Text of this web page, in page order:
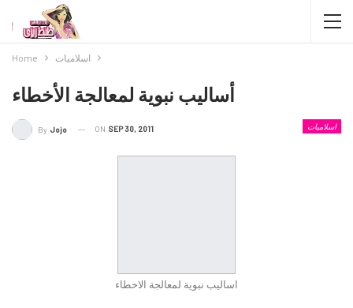
Home اسلاميات
أساليب نبوية لمعالجة الأخطاء
اسلاميات By Jojo ON SEP 30, 2011
اساليب نبوية لمعالجة الاخطاء